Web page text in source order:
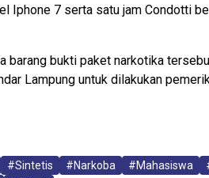
Iphone 7 serta satu jam Condotti
barang bukti paket narkotika
Lampung untuk dilakukan
#Sintetis #Narkoba #Mahasiswa